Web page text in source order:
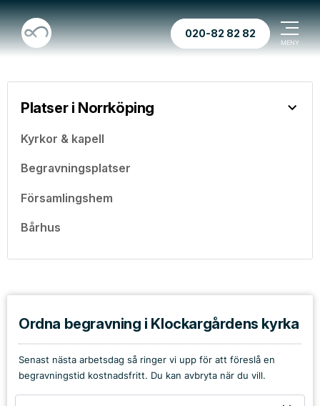
020-82 82 82
Platser i Norrköping
Kyrkor & kapell
Begravningsplatser
Församlingshem
Bårhus
Ordna begravning i Klockargårdens kyrka
Senast nästa arbetsdag så ringer vi upp för att föreslå en
begravningstid kostnadsfritt. Du kan avbryta när du vill.